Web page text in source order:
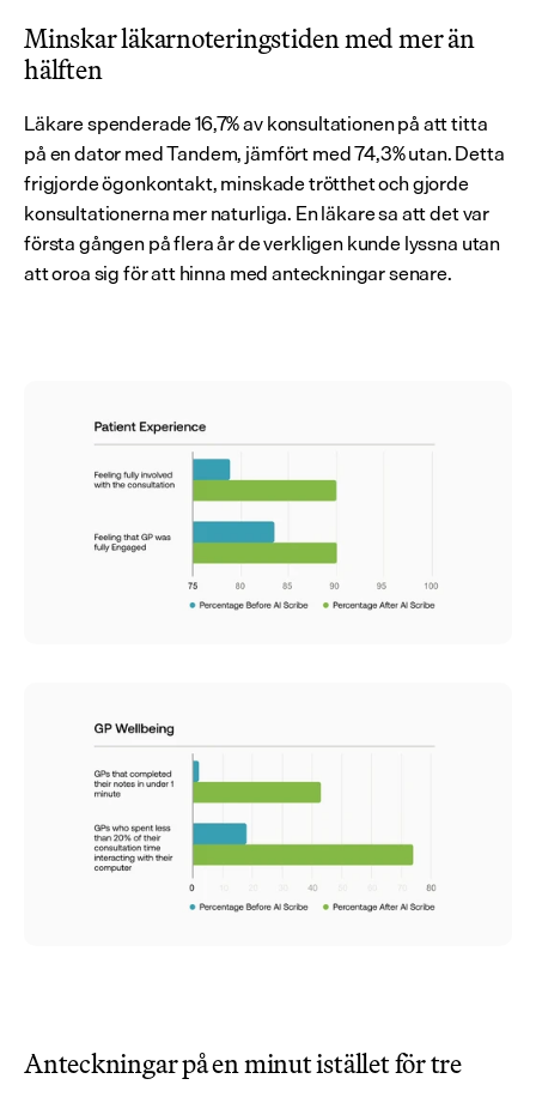
Minskar läkarnoteringstiden med mer än
hälften
Läkare spenderade 16,7% av konsultationen på att titta
på en dator med Tandem, jämfört med 74,3% utan. Detta
frigjorde ögonkontakt, minskade trötthet och gjorde
konsultationerna mer naturliga. En läkare sa att det var
första gången på flera år de verkligen kunde lyssna utan
att oroa sig för att hinna med anteckningar senare.
Anteckningar på en minut istället för tre